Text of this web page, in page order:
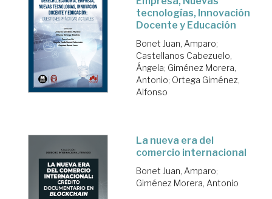
tecnologías, Innovación
Docente y Educación
Bonet Juan, Amparo;
Castellanos Cabezuelo,
Ángela; Giménez Morera,
Antonio; Ortega Giménez,
Alfonso
La nueva era del
comercio internacional
Bonet Juan, Amparo;
Giménez Morera, Antonio